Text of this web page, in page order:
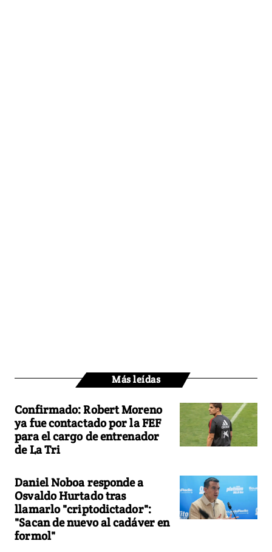
Más leídas
Confirmado: Robert Moreno
ya fue contactado por la FEF
para el cargo de entrenador
de La Tri
Daniel Noboa responde a
Osvaldo Hurtado tras
llamarlo "criptodictador":
"Sacan de nuevo al cadáver en
formol"